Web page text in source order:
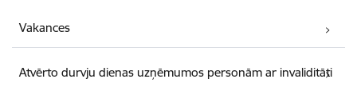
Vakances
Atvērto durvju dienas uzņēmumos personām ar invaliditāti